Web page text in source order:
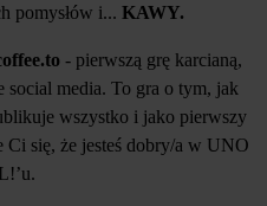
pomysłów i... KAWY.
- pierwszą grę karcianą,
social media. To gra o tym, jak
wszystko i jako pierwszy
Ci się, że jesteś dobry/a w UNO